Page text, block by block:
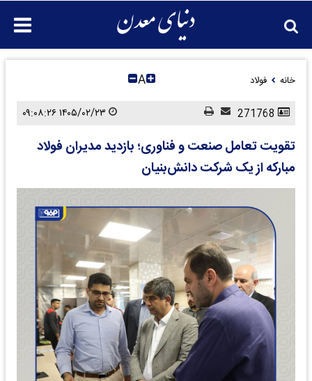
خانه فولاد A
تقویت تعامل صنعت و فناوری؛ بازدید مدیران فولاد
مبارکه از یک شرکت دانش‌بنیان